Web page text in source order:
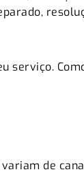
serviço.
de